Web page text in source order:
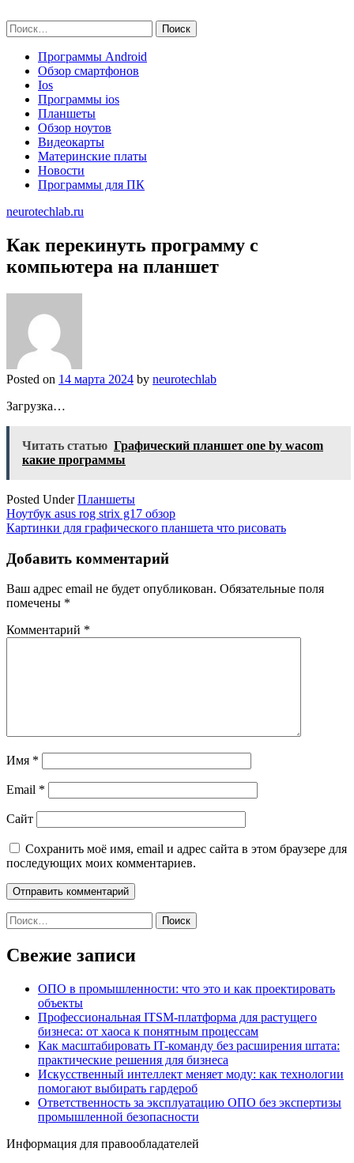
to
content
Найти:
Программы Android
Обзор смартфонов
Ios
Программы ios
Планшеты
Обзор ноутов
Видеокарты
Материнские платы
Новости
Программы для ПК
neurotechlab.ru
Как перекинуть программу с
компьютера на планшет
Posted on 14 марта 2024 by neurotechlab
Загрузка…
Читать статью Графический планшет one by wacom
какие программы
Posted UnderПланшеты
Навигация
по
записям
Ноутбук asus rog strix g17 обзор
Картинки для графического планшета что рисовать
Добавить комментарий
Ваш адрес email не будет опубликован. Обязательные поля
помечены *
Комментарий *
Имя *
Email *
Сайт
Сохранить моё имя, email и адрес сайта в этом браузере для
последующих моих комментариев.
Найти:
Свежие записи
ОПО в промышленности: что это и как проектировать
объекты
Профессиональная ITSM-платформа для растущего
бизнеса: от хаоса к понятным процессам
Как масштабировать IT-команду без расширения штата:
практические решения для бизнеса
Искусственный интеллект меняет моду: как технологии
помогают выбирать гардероб
Ответственность за эксплуатацию ОПО без экспертизы
промышленной безопасности
Информация для правообладателей